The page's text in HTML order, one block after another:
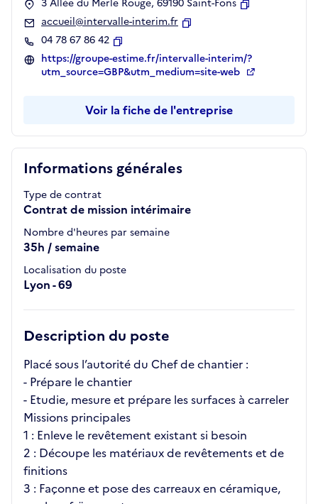
Informations générales
Type de contrat
Contrat de mission intérimaire
Nombre d'heures par semaine
35h / semaine
Localisation du poste
Lyon - 69
Description du poste
Placé sous l’autorité du Chef de chantier :
- Prépare le chantier
- Etudie, mesure et prépare les surfaces à carreler
Missions principales
1 : Enleve le revêtement existant si besoin
2 : Découpe les matériaux de revêtements et de
finitions
3 : Façonne et pose des carreaux en céramique,
3 Allée du Merle Rouge, 69190 Saint-Fons
accueil@intervalle-interim.fr
04 78 67 86 42
Copier
https://groupe-estime.fr/intervalle-interim/?
utm_source=GBP&utm_medium=site-web
Voir la fiche de l'entreprise